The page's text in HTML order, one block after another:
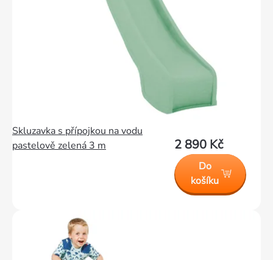
Skluzavka s přípojkou na vodu
pastelově zelená 3 m
2 890 Kč
Do
košíku